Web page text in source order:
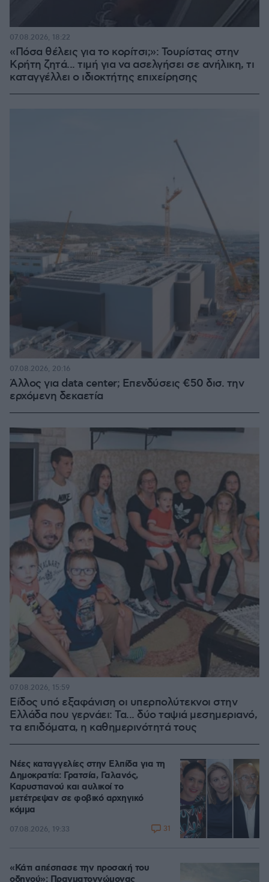
«Πόσα θέλεις για το κορίτσι;»: Τουρίστας στην
Κρήτη ζητά... τιμή για να ασελγήσει σε ανήλικη, τι
καταγγέλλει ο ιδιοκτήτης επιχείρησης
07.08.2026, 18:22
Άλλος για data center; Επενδύσεις €50 δισ. την
ερχόμενη δεκαετία
07.08.2026, 20:16
Είδος υπό εξαφάνιση οι υπερπολύτεκνοι στην
Ελλάδα που γερνάει: Τα... δύο ταψιά μεσημεριανό,
τα επιδόματα, η καθημερινότητά τους
07.08.2026, 15:59
Νέες καταγγελίες στην Ελπίδα για τη
Δημοκρατία: Γρατσία, Γαλανός,
Καρυστιανού και αυλικοί το
μετέτρεψαν σε φοβικό αρχηγικό
κόμμα
07.08.2026, 19:33 31
«Κάτι απέσπασε την προσοχή του